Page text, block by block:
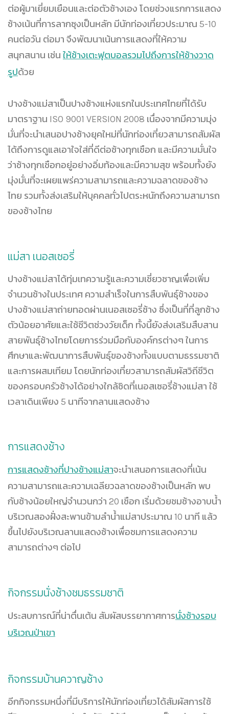
ต่อผู้มาเยี่ยมเยือนและต่อตัวช้างเอง โดยช่วงแรกการแสดง
ช้างเน้นที่การลากซุงเป็นหลัก มีนักท่องเที่ยวประมาณ 5-10
คนต่อวัน ต่อมา จึงพัฒนาเน้นการแสดงที่ให้ความ
สนุกสนาน เช่น ให้ช้างเตะฟุตบอลรวมไปถึงการให้ช้างวาด
รูปด้วย
ปางช้างแม่สาเป็นปางช้างแห่งแรกในประเทศไทยที่ได้รับ
มาตราฐาน ISO 9001 VERSION 2008 เนื่องจากมีความมุ่ง
มั่นที่จะนำเสนอปางช้างยุคใหม่ที่นักท่องเที่ยวสามารถสัมผัส
ได้ถึงการดูแลเอาใจใส่ที่ดีต่อช้างทุกเชือก และมีความมั่นใจ
ว่าช้างทุกเชือกอยู่อย่างอิ่มท้องและมีความสุข พร้อมทั้งยัง
มุ่งมั่นที่จะเผยแพร่ความสามารถและความฉลาดของช้าง
ไทย รวมทั้งส่งเสริมให้บุคคลทั่วไปตระหนักถึงความสามารถ
ของช้างไทย
แม่สา เนอสเซอรี่
ปางช้างแม่สาได้ทุ่มเทความรู้และความเชี่ยวชาญเพื่อเพิ่ม
จำนวนช้างในประเทศ ความสำเร็จในการสืบพันธุ์ช้างของ
ปางช้างแม่สาถ่ายทอดผ่านเนอสเซอรี่ช้าง ซึ่งเป็นที่ที่ลูกช้าง
ตัวน้อยอาศัยและใช้ชีวิตช่วงวัยเด็ก ทั้งนี้ยังส่งเสริมสืบสาน
สายพันธุ์ช้างไทยโดยการร่วมมือกับองค์กรต่างๆ ในการ
ศึกษาและพัฒนาการสืบพันธุ์ของช้างทั้งแบบตามธรรมชาติ
และการผสมเทียม โดยนักท่องเที่ยวสามารถสัมผัสวิถีชีวิต
ของครอบครัวช้างได้อย่างใกล้ชิดที่เนอสเซอรี่ช้างแม่สา ใช้
เวลาเดินเพียง 5 นาทีจากลานแสดงช้าง
การแสดงช้าง
การแสดงช้างที่ปางช้างแม่สาจะนำเสนอการแสดงที่เน้น
ความสามารถและความเฉลียวฉลาดของช้างเป็นหลัก พบ
กับช้างน้อยใหญ่จำนวนกว่า 20 เชือก เริ่มด้วยชมช้างอาบน้ำ
บริเวณสองฝั่งสะพานข้ามลำน้ำแม่สาประมาณ 10 นาที แล้ว
ขึ้นไปยังบริเวณลานแสดงช้างเพื่อชมการแสดงความ
สามารถต่างๆ ต่อไป
กิจกรรมนั่งช้างชมธรรมชาติ
ประสบการณ์ที่น่าตื่นเต้น สัมผัสบรรยากาศการนั่งช้างรอบ
บริเวณป่าเขา
กิจกรรมบ้านควาญช้าง
อีกกิจกรรมหนึ่งที่มีบริการให้นักท่องเที่ยวได้สัมผัสการใช้